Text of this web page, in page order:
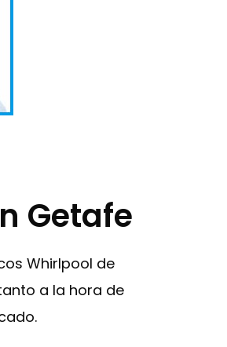
Getafe
Whirlpool de
a la hora de